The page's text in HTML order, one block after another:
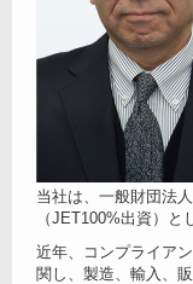
当社は、一般財団法
（JET100%出資）と
近年、コンプライア
関し、製造、輸入、